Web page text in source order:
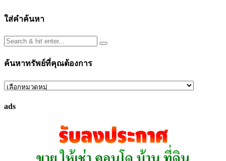
ใส่คำค้นหา
ค้นหาทรัพย์ที่คุณต้องการ
ค้นหา
ที่
ads